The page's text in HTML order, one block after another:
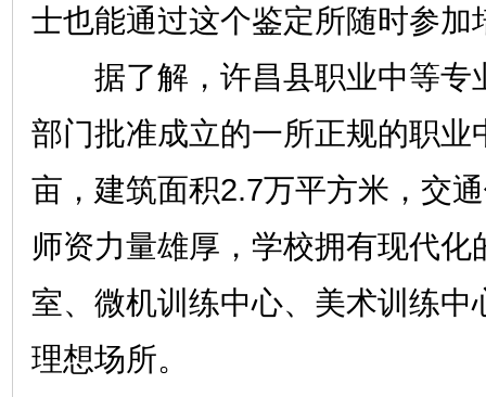
士也能通过这个鉴定所随时参加
据了解，许昌县职业中等专
部门批准成立的一所正规的职业
亩，建筑面积2.7万平方米，交
师资力量雄厚，学校拥有现代化
室、微机训练中心、美术训练中
理想场所。